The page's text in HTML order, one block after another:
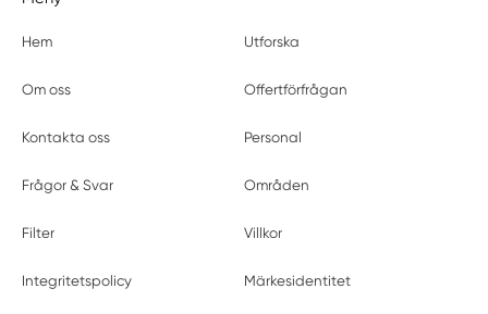
Hem Utforska
Om oss Offertförfrågan
Kontakta oss Personal
Frågor & Svar Områden
Filter Villkor
Integritetspolicy Märkesidentitet